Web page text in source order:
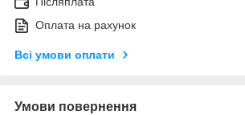
Оплата на рахунок
Всі умови оплати
Умови повернення